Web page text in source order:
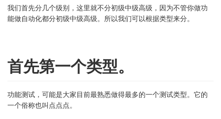
我们首先分几个级别，这里就不分初级中级高级，因为不管你做功
能做自动化都分初级中级高级。所以我们可以根据类型来分。
首先第一个类型。
功能测试，可能是大家目前最熟悉做得最多的一个测试类型。它的
一个俗称也叫点点点。